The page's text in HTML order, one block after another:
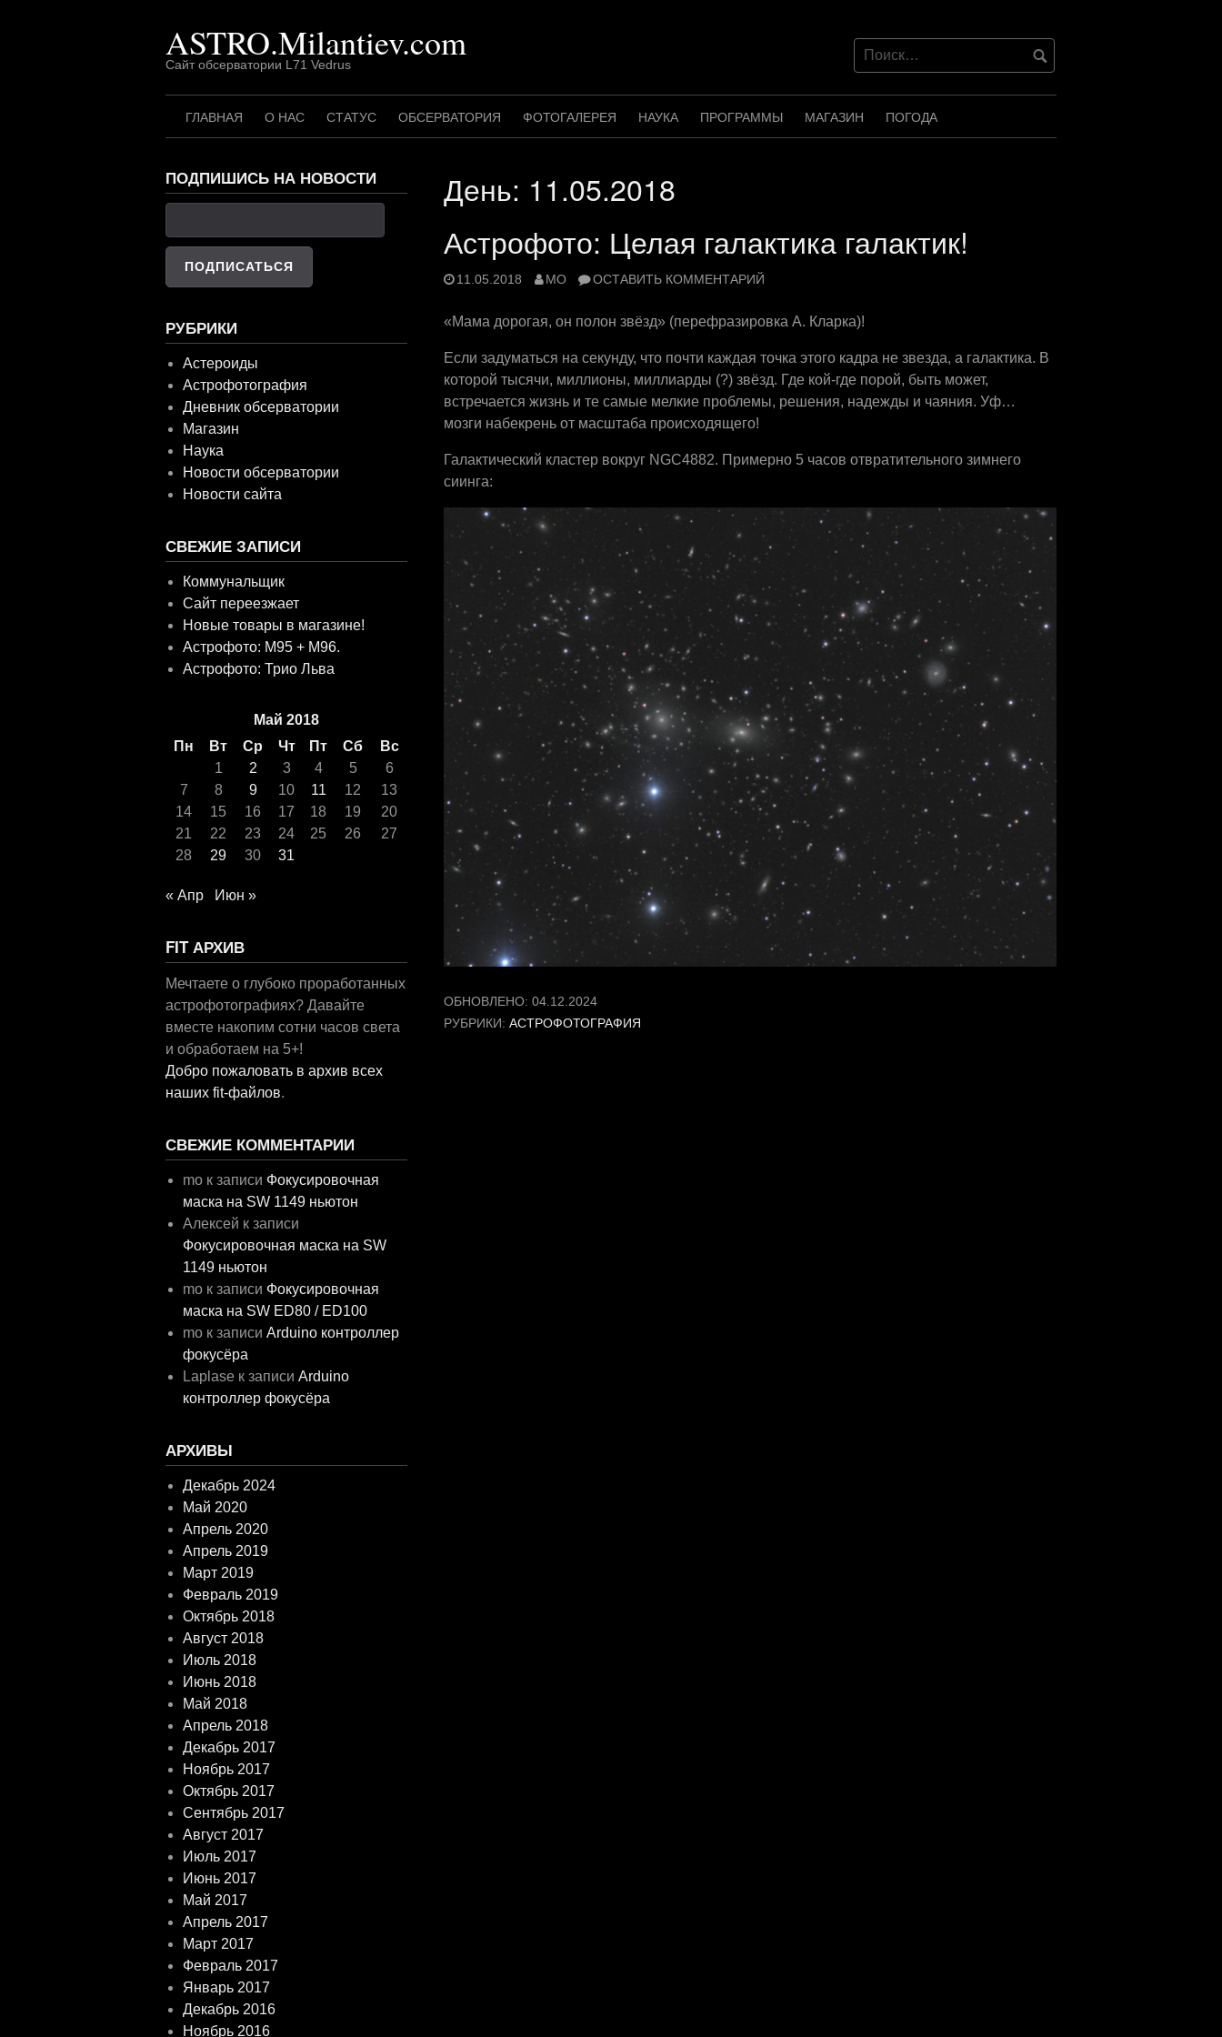
ASTRO.Milantiev.com
Сайт обсерватории L71 Vedrus
ГЛАВНАЯ О НАС СТАТУС ОБСЕРВАТОРИЯ ФОТОГАЛЕРЕЯ НАУКА ПРОГРАММЫ МАГАЗИН ПОГОДА
День: 11.05.2018
Астрофото: Целая галактика галактик!
11.05.2018 MO ОСТАВИТЬ КОММЕНТАРИЙ
«Мама дорогая, он полон звёзд» (перефразировка А. Кларка)!
Если задуматься на секунду, что почти каждая точка этого кадра не звезда, а галактика. В
которой тысячи, миллионы, миллиарды (?) звёзд. Где кой-где порой, быть может,
встречается жизнь и те самые мелкие проблемы, решения, надежды и чаяния. Уф…
мозги набекрень от масштаба происходящего!
Галактический кластер вокруг NGC4882. Примерно 5 часов отвратительного зимнего
сиинга:
ОБНОВЛЕНО: 04.12.2024
РУБРИКИ: АСТРОФОТОГРАФИЯ
ПОДПИШИСЬ НА НОВОСТИ
РУБРИКИ
Астероиды
Астрофотография
Дневник обсерватории
Магазин
Наука
Новости обсерватории
Новости сайта
СВЕЖИЕ ЗАПИСИ
Коммунальщик
Сайт переезжает
Новые товары в магазине!
Астрофото: M95 + M96.
Астрофото: Трио Льва
Май 2018
Пн
Вт Ср Чт Пт Сб
Вс
1
2 3 4 5
6
7
8 9 10 11 12
13
14
15 16 17 18 19
20
21
22 23 24 25 26
27
28
29 30 31
« Апр Июн »
FIT АРХИВ
Мечтаете о глубоко проработанных
астрофотографиях? Давайте
вместе накопим сотни часов света
и обработаем на 5+!
Добро пожаловать в архив всех
наших fit-файлов.
СВЕЖИЕ КОММЕНТАРИИ
mo к записи Фокусировочная
маска на SW 1149 ньютон
Алексей к записи
Фокусировочная маска на SW
1149 ньютон
mo к записи Фокусировочная
маска на SW ED80 / ED100
mo к записиArduino контроллер
фокусёра
Laplase к записиArduino
контроллер фокусёра
АРХИВЫ
Декабрь 2024
Май 2020
Апрель 2020
Апрель 2019
Март 2019
Февраль 2019
Октябрь 2018
Август 2018
Июль 2018
Июнь 2018
Май 2018
Апрель 2018
Декабрь 2017
Ноябрь 2017
Октябрь 2017
Сентябрь 2017
Август 2017
Июль 2017
Июнь 2017
Май 2017
Апрель 2017
Март 2017
Февраль 2017
Январь 2017
Декабрь 2016
Ноябрь 2016